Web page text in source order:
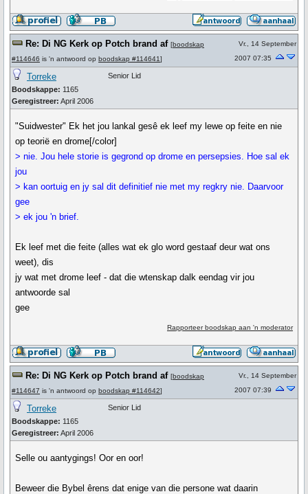
Re: Di NG Kerk op Potch brand af [boodskap
#114646 is 'n antwoord op boodskap #114641]
Vr., 14 September
2007 07:35
Torreke
Boodskappe: 1165
Geregistreer: April 2006
Senior Lid
"Suidwester" Ek het jou lankal gesê ek leef my lewe op feite en nie
op teorië en drome[/color]
> nie. Jou hele storie is gegrond op drome en persepsies. Hoe sal ek
jou
> kan oortuig en jy sal dit definitief nie met my regkry nie. Daarvoor
gee
> ek jou 'n brief.
Ek leef met die feite (alles wat ek glo word gestaaf deur wat ons
weet), dis
jy wat met drome leef - dat die wtenskap dalk eendag vir jou
antwoorde sal
gee
Rapporteer boodskap aan 'n moderator
Re: Di NG Kerk op Potch brand af [boodskap
#114647 is 'n antwoord op boodskap #114642]
Vr., 14 September
2007 07:39
Torreke
Boodskappe: 1165
Geregistreer: April 2006
Senior Lid
Selle ou aantygings! Oor en oor!
Beweer die Bybel êrens dat enige van die persone wat daarin